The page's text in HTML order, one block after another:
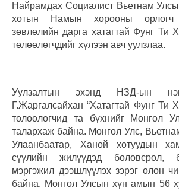
Найрамдах Социалист Вьетнам
хотын Намын хорооны
зөвлөлийн дарга хатагтай Фунг Ти
төлөөлөгчдийг хүлээн авч уулзлаа.
Уулзалтын эхэнд НЗД-ын
Г.Жаргалсайхан “Хатагтай Фунг Ти
төлөөлөгчид та бүхнийг Монгол
талархаж байна. Монгол Улс,
Улаанбаатар, Ханой хотуудын
сүүлийн жилүүдэд боловсрол,
мэргэжил дээшлүүлэх зэрэг олон
байна. Монгол Улсын хүн амын 56